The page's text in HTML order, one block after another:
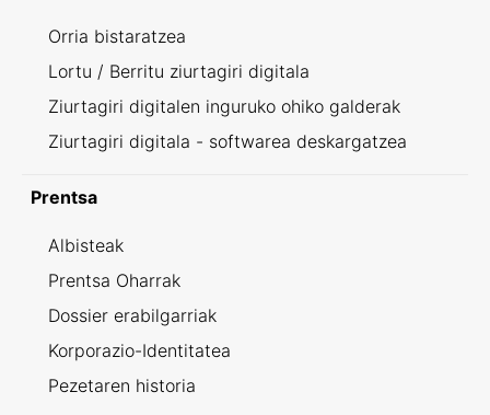
Orria bistaratzea
Lortu / Berritu ziurtagiri digitala
Ziurtagiri digitalen inguruko ohiko galderak
Ziurtagiri digitala - softwarea deskargatzea
Prentsa
Albisteak
Prentsa Oharrak
Dossier erabilgarriak
Korporazio-Identitatea
Pezetaren historia